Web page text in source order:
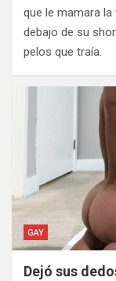
que le mamara
debajo de su
pelos que traía.
GAY
Dejó sus